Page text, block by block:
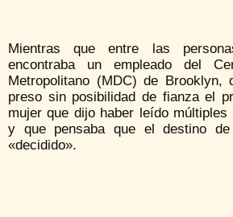
Mientras que entre las
encontraba un empleado del
Metropolitano (MDC) de Brooklyn,
preso sin posibilidad de fianza el
mujer que dijo haber leído múltiples
y que pensaba que el destino
«decidido».